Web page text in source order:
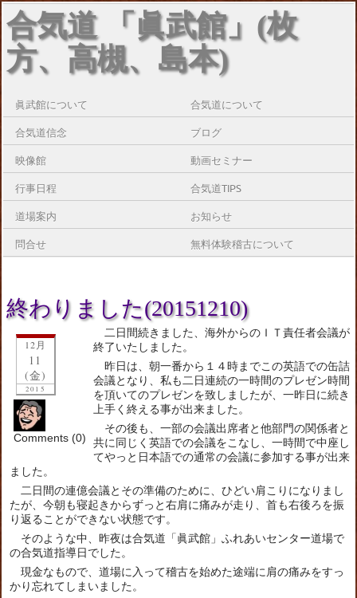
合気道 「眞武館」(枚
方、高槻、島本)
眞武館について 合気道について
合気道信念 ブログ
映像館 動画セミナー
行事日程 合気道TIPS
道場案内 お知らせ
問合せ 無料体験稽古について
終わりました(20151210)
12月
11
(金)
2015
Comments (0)
二日間続きました、海外からのＩＴ責任者会議が
終了いたしました。
昨日は、朝一番から１４時までこの英語での缶詰
会議となり、私も二日連続の一時間のプレゼン時間
を頂いてのプレゼンを致しましたが、一昨日に続き
上手く終える事が出来ました。
その後も、一部の会議出席者と他部門の関係者と
共に同じく英語での会議をこなし、一時間で中座し
てやっと日本語での通常の会議に参加する事が出来
ました。
二日間の連億会議とその準備のために、ひどい肩こりになりまし
たが、今朝も寝起きからずっと右肩に痛みが走り、首も右後ろを振
り返ることができない状態です。
そのような中、昨夜は合気道「眞武館」ふれあいセンター道場で
の合気道指導日でした。
現金なもので、道場に入って稽古を始めた途端に肩の痛みをすっ
かり忘れてしまいました。